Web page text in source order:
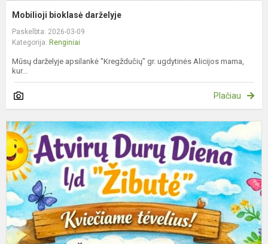
Mobilioji bioklasė darželyje
Paskelbta: 2026-03-09
Kategorija: Renginiai
Mūsų darželyje apsilankė "Kregždučių" gr. ugdytinės Alicijos mama,
kur...
Plačiau